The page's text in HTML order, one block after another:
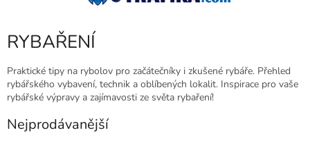
RYBAŘENÍ
Praktické tipy na rybolov pro začátečníky i zkušené rybáře. Přehled
rybářského vybavení, technik a oblíbených lokalit. Inspirace pro vaše
rybářské výpravy a zajímavosti ze světa rybaření!
Nejprodávanější